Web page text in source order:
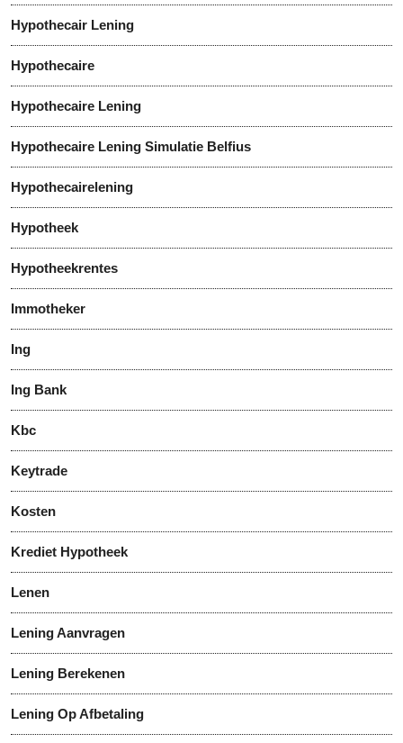
Hypothecair Lening
Hypothecaire
Hypothecaire Lening
Hypothecaire Lening Simulatie Belfius
Hypothecairelening
Hypotheek
Hypotheekrentes
Immotheker
Ing
Ing Bank
Kbc
Keytrade
Kosten
Krediet Hypotheek
Lenen
Lening Aanvragen
Lening Berekenen
Lening Op Afbetaling